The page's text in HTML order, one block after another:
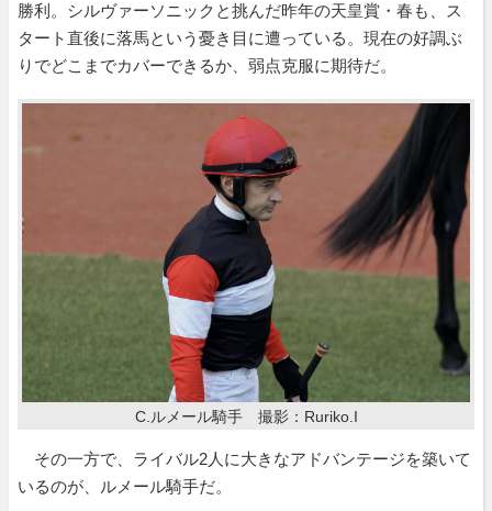
勝利。シルヴァーソニックと挑んだ昨年の天皇賞・春も、ス
タート直後に落馬という憂き目に遭っている。現在の好調ぶ
りでどこまでカバーできるか、弱点克服に期待だ。
C.ルメール騎手 撮影：Ruriko.I
その一方で、ライバル2人に大きなアドバンテージを築いて
いるのが、ルメール騎手だ。